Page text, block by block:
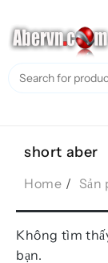
to
content
short aber
Home Sản
Không tìm
bạn.